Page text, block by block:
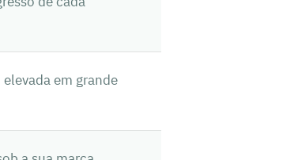
em grande